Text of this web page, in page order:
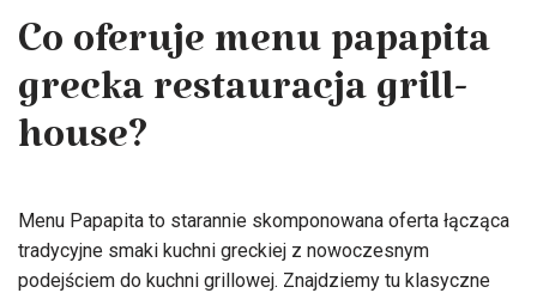
Co oferuje menu papapita
grecka restauracja grill-
house?
Menu Papapita to starannie skomponowana oferta łącząca
tradycyjne smaki kuchni greckiej z nowoczesnym
podejściem do kuchni grillowej. Znajdziemy tu klasyczne